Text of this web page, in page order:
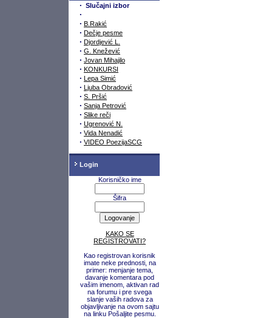
· Slučajni izbor
·
· B.Rakić
· Dečje pesme
· Djordjević L.
· G. Knežević
· Jovan Mihajilo
· KONKURSI
· Lepa Simić
· Ljuba Obradović
· S. Pršić
· Sanja Petrović
· Slike reči
· Ugrenović N.
· Vida Nenadić
· VIDEO PoezijaSCG
Login
Korisničko ime
Šifra
KAKO SE
REGISTROVATI?
Kao registrovan korisnik
imate neke prednosti, na
primer: menjanje tema,
davanje komentara pod
vašim imenom, aktivan rad
na forumu i pre svega
slanje vaših radova za
objavljivanje na ovom sajtu
na linku Pošaljite pesmu.